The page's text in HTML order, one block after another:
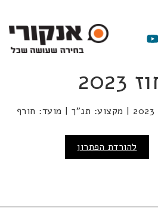
להורדת הפתרון